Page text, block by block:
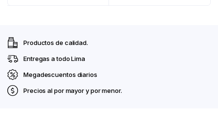
Productos de calidad.
Entregas a todo Lima
Megadescuentos diarios
Precios al por mayor y por menor.